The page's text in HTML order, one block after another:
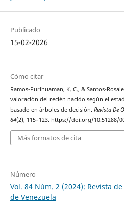
Publicado
15-02-2026
Cómo citar
Ramos-Purihuaman, K. C., & Santos-
valoración del recién nacido según el
basado en árboles de decisión. Revista De
84(2), 115–123. https://doi.org/10.51288/
Más formatos de cita
Número
Vol. 84 Núm. 2 (2024): Revista
de Venezuela